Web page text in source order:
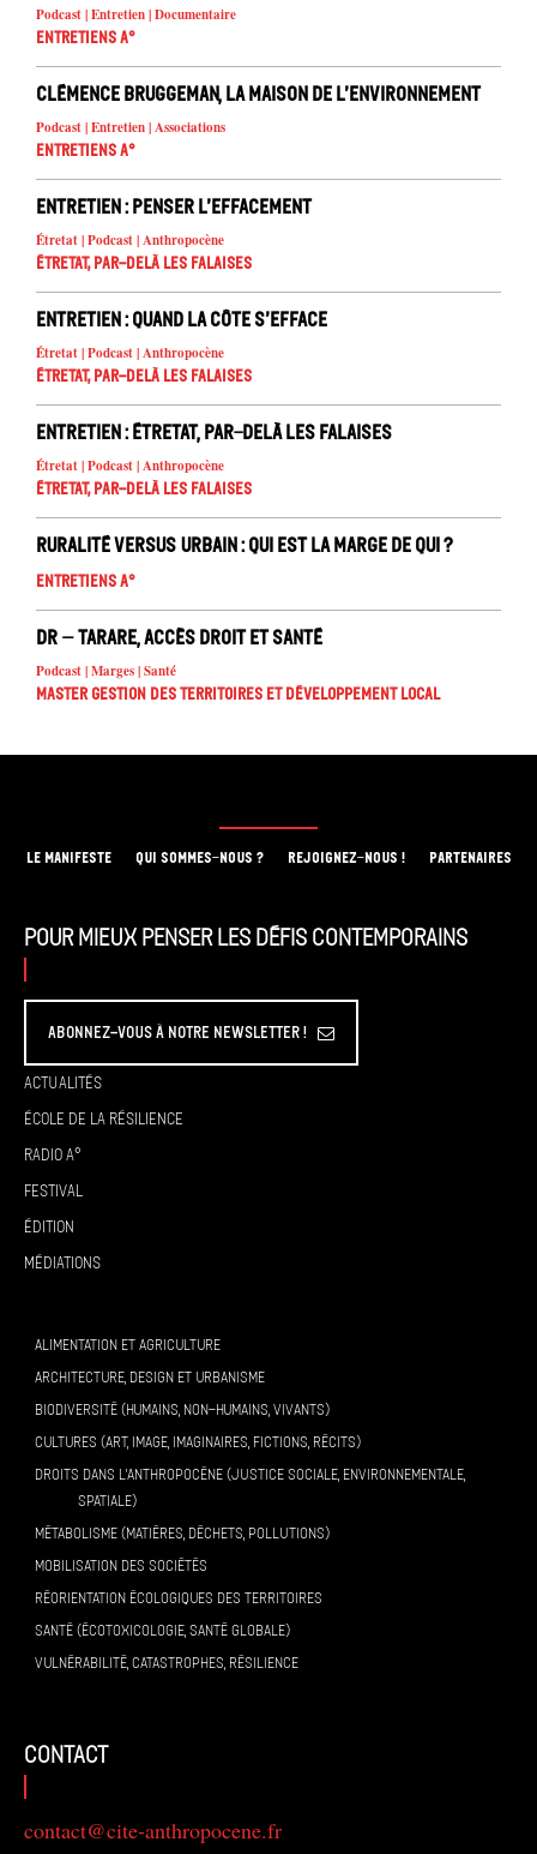
Podcast | Entretien | Documentaire
Entretiens A°
Clémence Bruggeman, la Maison de l’Environnement
Podcast | Entretien | Associations
Entretiens A°
Entretien : Penser l’effacement
Étretat | Podcast | Anthropocène
Étretat, par-delà les falaises
Entretien : Quand la côte s’efface
Étretat | Podcast | Anthropocène
Étretat, par-delà les falaises
Entretien : Étretat, par-delà les falaises
Étretat | Podcast | Anthropocène
Étretat, par-delà les falaises
Ruralité versus urbain : qui est la marge de qui ?
Entretiens A°
DR – Tarare, accès droit et santé
Podcast | Marges | Santé
Master Gestion des territoires et développement local
LE MANIFESTE QUI SOMMES-NOUS ? REJOIGNEZ-NOUS ! PARTENAIRES
Pour mieux penser les défis contemporains
Abonnez-vous à Notre Newsletter !
Actualités
École de la résilience
Radio A°
Festival
Édition
Médiations
ALIMENTATION ET AGRICULTURE
ARCHITECTURE, DESIGN ET URBANISME
BIODIVERSITÉ (HUMAINS, NON-HUMAINS, VIVANTS)
CULTURES (ART, IMAGE, IMAGINAIRES, FICTIONS, RÉCITS)
DROITS DANS L’ANTHROPOCÈNE (JUSTICE SOCIALE, ENVIRONNEMENTALE,
SPATIALE)
MÉTABOLISME (MATIÈRES, DÉCHETS, POLLUTIONS)
MOBILISATION DES SOCIÉTÉS
RÉORIENTATION ÉCOLOGIQUES DES TERRITOIRES
SANTÉ (ÉCOTOXICOLOGIE, SANTÉ GLOBALE)
VULNÉRABILITÉ, CATASTROPHES, RÉSILIENCE
contact
contact@cite-anthropocene.fr